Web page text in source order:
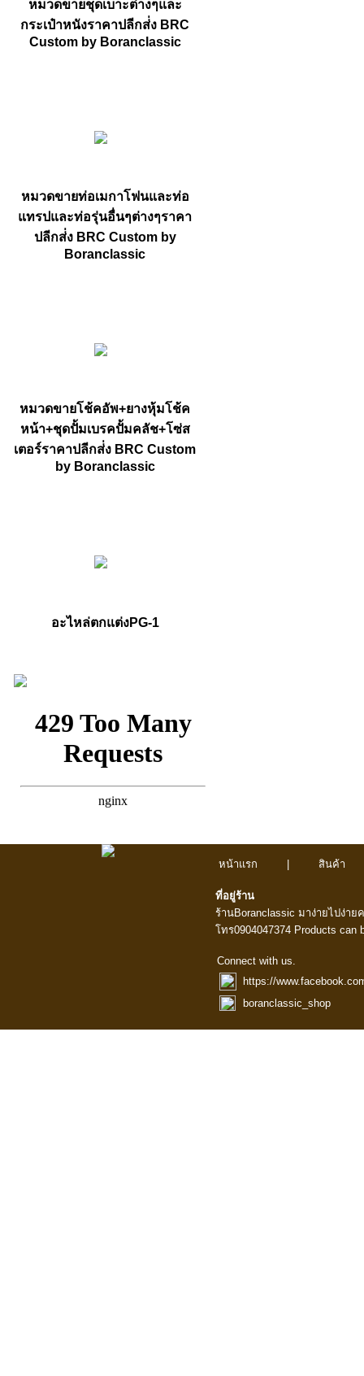
หมวดขายชุดเบาะต่างๆและ
กระเป๋าหนังราคาปลีกส่่ง BRC
Custom by Boranclassic
หมวดขายท่อเมกาโฟนและท่อ
แทรปและท่อรุ่นอื่นๆต่างๆราคา
ปลีกส่่ง BRC Custom by
Boranclassic
หมวดขายโช้คอัพ+ยางหุ้มโช้ค
หน้า+ชุดปั้มเบรคปั้มคลัช+โซ่ส
เตอร์ราคาปลีกส่่ง BRC Custom
by Boranclassic
อะไหล่ตกแต่งPG-1
หน้าแรก สินค้า
ที่อยู่ร้าน
ร้านBoranclassic มาง่ายไปง่า
โทร0904047374 Products can
Connect with us.
https://
boranclassic_shop